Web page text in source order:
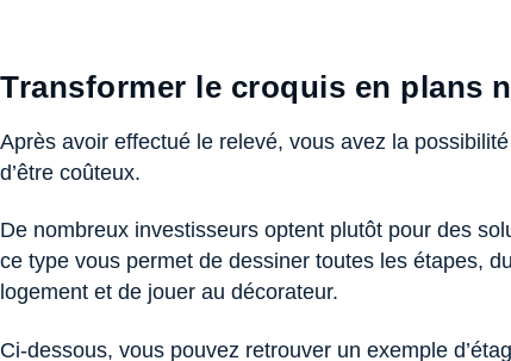
Transformer le croquis en plans
Après avoir effectué le relevé, vous avez la
d’être coûteux.
De nombreux investisseurs optent plutôt pour des
ce type vous permet de dessiner toutes les étapes,
logement et de jouer au décorateur.
Ci-dessous, vous pouvez retrouver un exemple